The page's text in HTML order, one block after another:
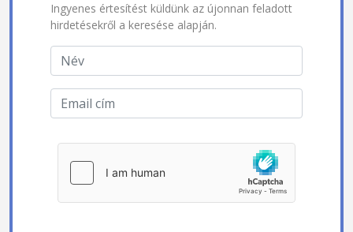
Ingyenes értesítést küldünk az újonnan feladott
hirdetésekről a keresése alapján.